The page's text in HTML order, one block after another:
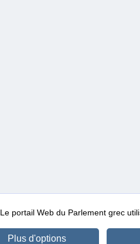
Le portail Web du Parlement grec
Plus d'options